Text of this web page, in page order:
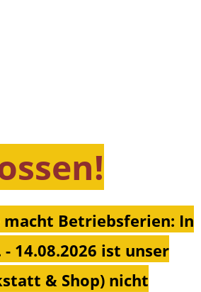
Betriebsferien: In
14.08.2026 ist unser
& Shop) nicht